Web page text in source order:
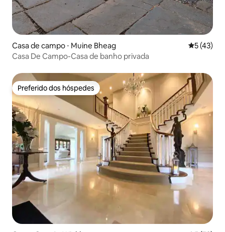
Casa de campo ⋅ Muine Bheag 5 de uma
5 (43)
Casa De Campo-Casa de banho privada
Preferido dos hóspedes
Preferido dos hóspedes